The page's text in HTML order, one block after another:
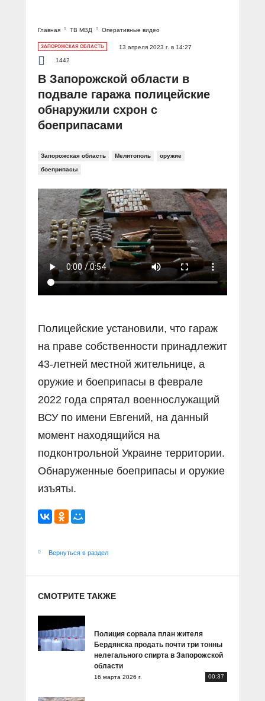
Главная ТВ МВД Оперативные видео
ЗАПОРОЖСКАЯ ОБЛАСТЬ
13 апреля 2023 г. в 14:27
1442
В Запорожской области в
подвале гаража полицейские
обнаружили схрон с
боеприпасами
Запорожская область Мелитополь оружие
боеприпасы
Полицейские установили, что гараж
на праве собственности принадлежит
43-летней местной жительнице, а
оружие и боеприпасы в феврале
2022 года спрятал военнослужащий
ВСУ по имени Евгений, на данный
момент находящийся на
подконтрольной Украине территории.
Обнаруженные боеприпасы и оружие
изъяты.
Вернуться в раздел
СМОТРИТЕ ТАКЖЕ
Полиция сорвала план жителя
Бердянска продать почти три тонны
нелегального спирта в Запорожской
области
16 марта 2026 г. 00:37